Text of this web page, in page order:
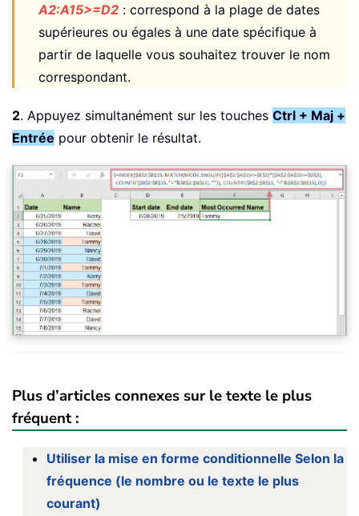
A2:A15>=D2 : correspond à la plage de dates
supérieures ou égales à une date spécifique à
partir de laquelle vous souhaitez trouver le nom
correspondant.
2. Appuyez simultanément sur les touches Ctrl + Maj +
Entrée pour obtenir le résultat.
Plus d’articles connexes sur le texte le plus
fréquent :
Utiliser la mise en forme conditionnelle Selon la
fréquence (le nombre ou le texte le plus
courant)